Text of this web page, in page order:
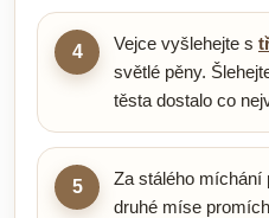
4 Vejce vyšlehejte s
světlé pěny.
těsta dostalo co
5
Za stálého míchání
druhé míse